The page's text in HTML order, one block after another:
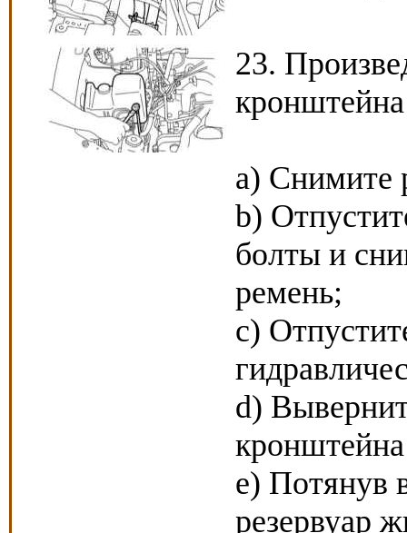
23.
кронштейна
a) Снимите
b)
болты и
ремень;
c)
d)
кронштейна
e) Потянув
резервуар